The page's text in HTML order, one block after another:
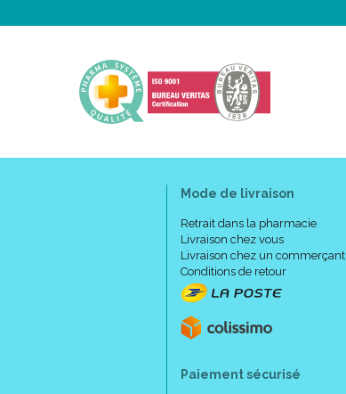
Mode de livraison
Retrait dans la pharmacie
Livraison chez vous
Livraison chez un commerçant
Conditions de retour
Paiement sécurisé